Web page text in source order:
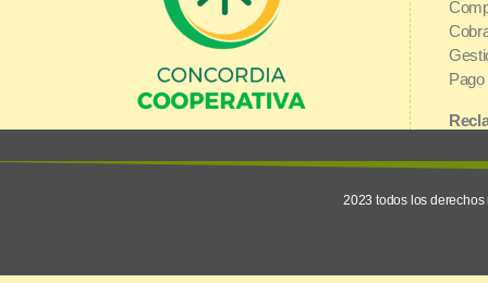
Urquiza y 1° de Mayo | E3200AGJ
2023 todos los